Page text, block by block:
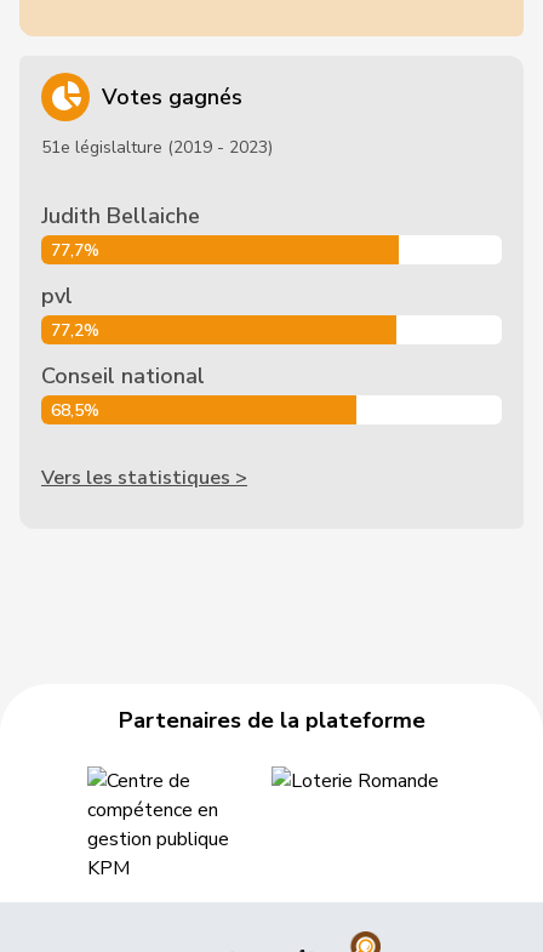
Votes gagnés
51e législalture (2019 - 2023)
Judith Bellaiche
77,7%
pvl
77,2%
Conseil national
68,5%
Vers les statistiques >
Partenaires de la plateforme